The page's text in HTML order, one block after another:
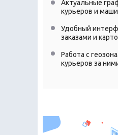
Актуальные
курьеров и
Удобный
заказами и
Работа с
курьеров за